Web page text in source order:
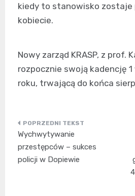
kiedy to stanowisko zostaje
kobiecie.
Nowy zarząd KRASP, z prof.
rozpocznie swoją kadencję
roku, trwającą do końca
Nawigacja
wpisu
Wychwytywanie
przestępców – sukces
policji w Dopiewie